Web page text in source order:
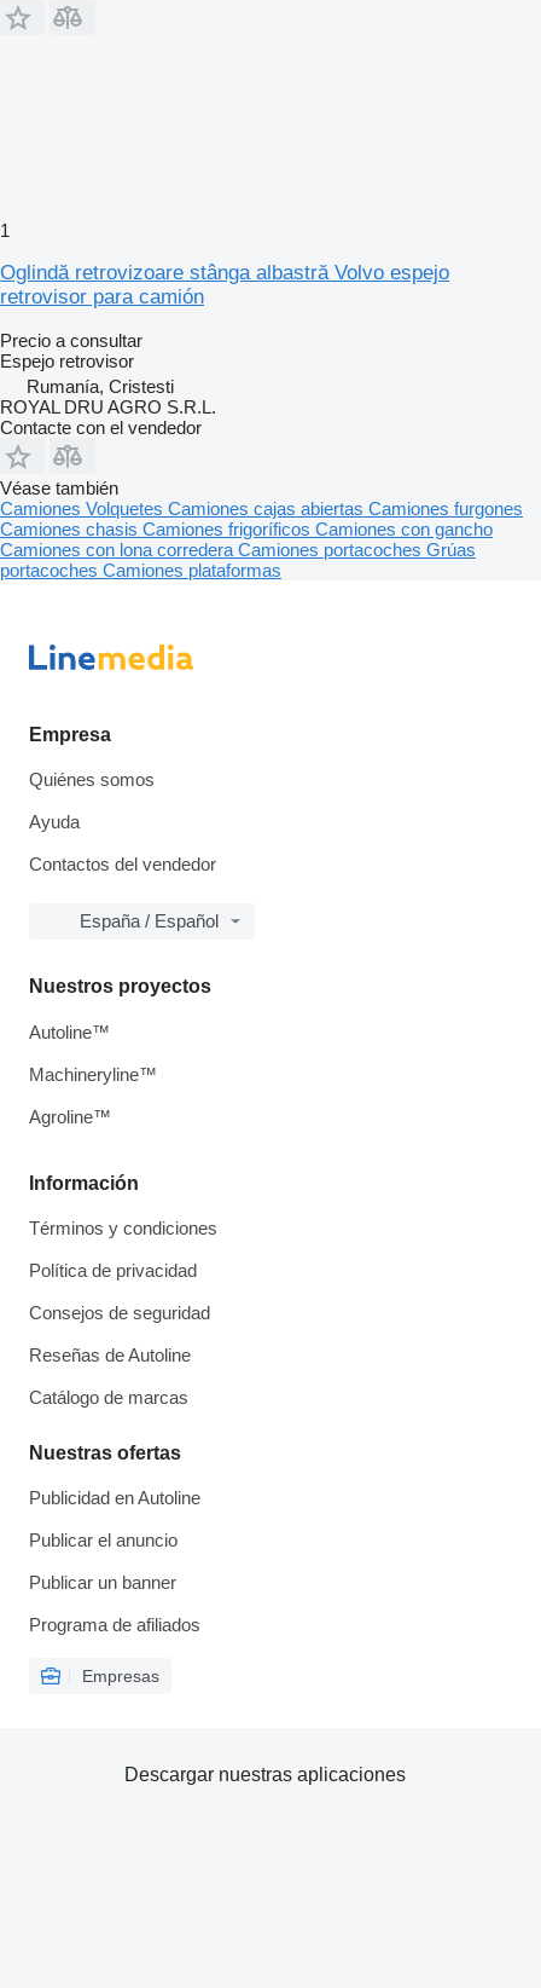
1
Oglindă retrovizoare stânga albastră Volvo espejo
retrovisor para camión
Precio a consultar
Espejo retrovisor
Rumanía, Cristesti
ROYAL DRU AGRO S.R.L.
Contacte con el vendedor
Véase también
Camiones Volquetes Camiones cajas abiertas Camiones furgones
Camiones chasis Camiones frigoríficos Camiones con gancho
Camiones con lona corredera Camiones portacoches Grúas
portacoches Camiones plataformas
Empresa
Quiénes somos
Ayuda
Contactos del vendedor
España / Español
Información
Términos y condiciones
Política de privacidad
Consejos de seguridad
Reseñas de Autoline
Catálogo de marcas
Nuestras ofertas
Publicidad en Autoline
Publicar el anuncio
Publicar un banner
Programa de afiliados
Empresas
Nuestros proyectos
Autoline™
Machineryline™
Agroline™
Descargar nuestras aplicaciones